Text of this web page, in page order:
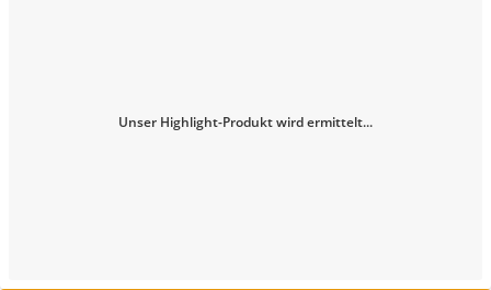
Unser Highlight-Produkt wird ermittelt...